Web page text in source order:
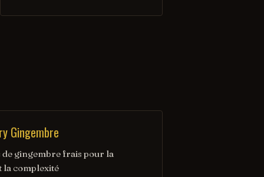
Gingembre
gingembre frais pour la
la complexité